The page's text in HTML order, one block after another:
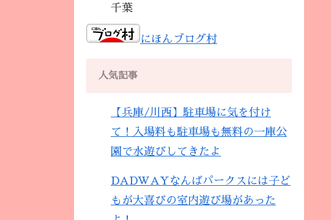
千葉
にほんブログ村
人気記事
【兵庫/川西】駐車場に気を付け
て！入場料も駐車場も無料の一庫公
園で水遊びしてきたよ
DADWAYなんばパークスには子ど
もが大喜びの室内遊び場があった